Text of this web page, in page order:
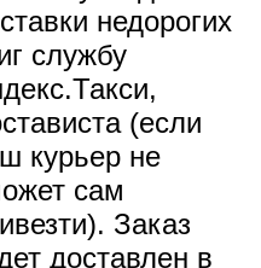
недорогих
службу
(если
курьер не
сам
Заказ
доставлен в